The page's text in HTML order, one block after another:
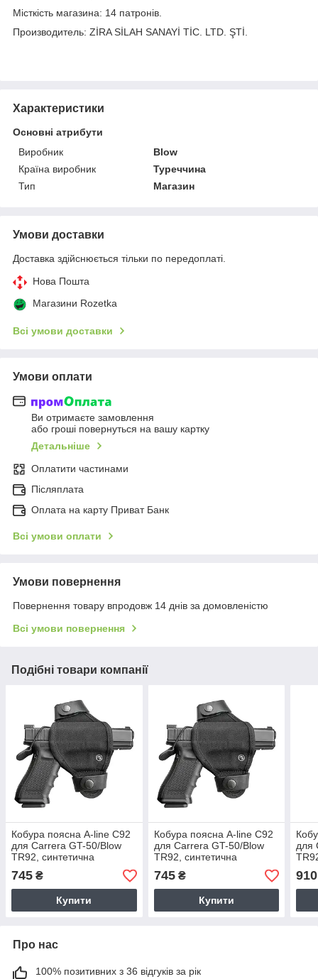
Місткість магазина: 14 патронів.
Производитель: ZİRA SİLAH SANAYİ TİC. LTD. ŞTİ.
Характеристики
Основні атрибути
Виробник
Blow
Країна виробник
Туреччина
Тип
Магазин
Умови доставки
Доставка здійснюється тільки по передоплаті.
Нова Пошта
Магазини Rozetka
Всі умови доставки
Умови оплати
Ви отримаєте замовлення
або гроші повернуться на вашу картку
Детальніше
Оплатити частинами
Післяплата
Оплата на карту Приват Банк
Всі умови оплати
Умови повернення
Повернення товару впродовж 14 днів за домовленістю
Всі умови повернення
Подібні товари компанії
Кобура поясна A-line С92
для Carrera GT-50/Blow
TR92, синтетична
745 ₴
Купити
Кобура поясна A-line С92
для Carrera GT-50/Blow
TR92, синтетична
745₴
Купити
для
910
Про нас
100% позитивних з 36 відгуків за рік